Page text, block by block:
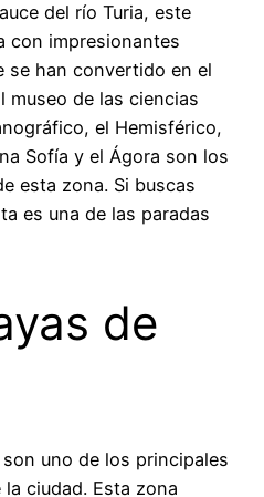
del río Turia, este
con impresionantes
se han convertido en el
museo de las ciencias
el Hemisférico,
Sofía y el Ágora son los
esta zona. Si buscas
es una de las paradas
de
uno de los principales
ciudad. Esta zona